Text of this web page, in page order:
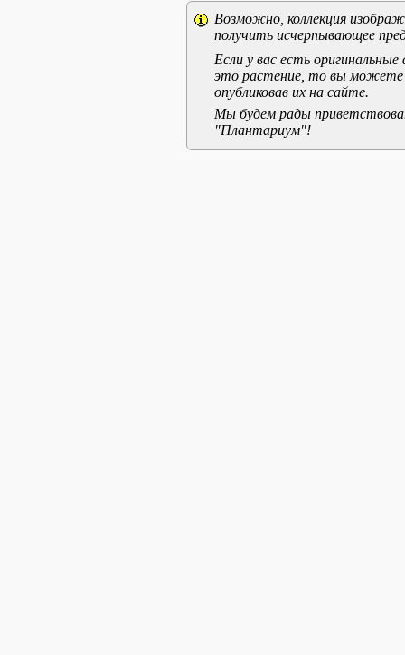
Возможно, коллекция
получить исчерпывающее
Если у вас есть
это растение, то вы можете
опубликовав их на сайте.
Мы будем рады
"Плантариум"!